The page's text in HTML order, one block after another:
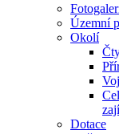
Územní
Okolí
Dotace